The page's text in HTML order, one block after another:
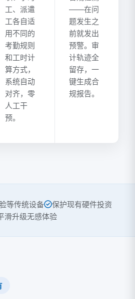
工、派遣
工各自适
用不同的
考勤规则
和工时计
算方式，
系统自动
对齐，零
人工干
预。
——在问
题发生之
前就发出
预警。审
计轨迹全
留存，一
键生成合
规报告。
等传统设备
保护现有硬件投资
滑升级无感体验